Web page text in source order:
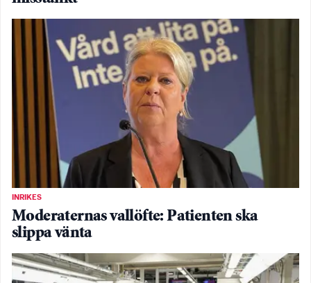
INRIKES
Moderaternas vallöfte: Patienten ska
slippa vänta